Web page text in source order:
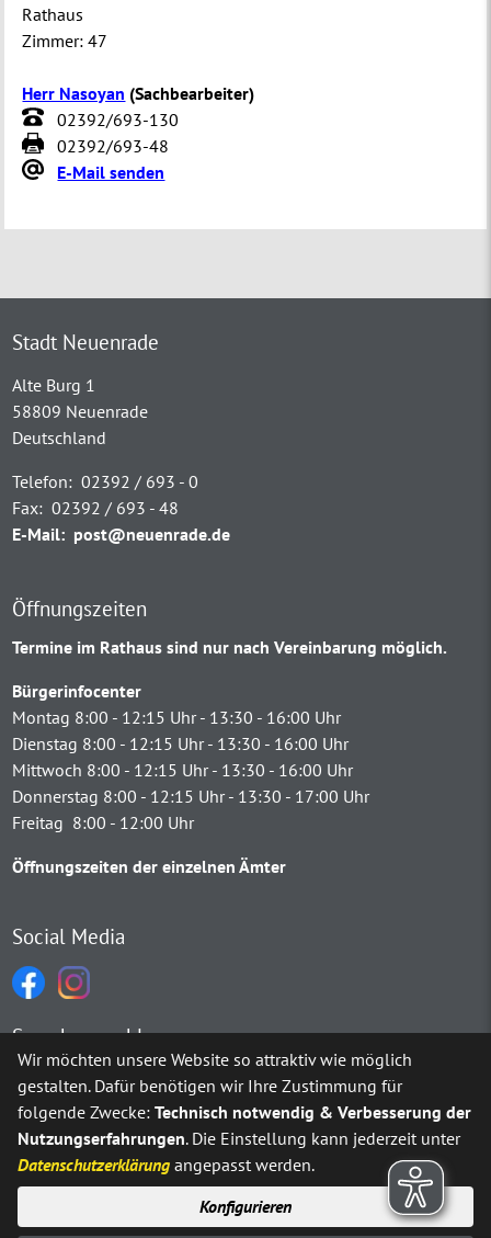
Rathaus
Zimmer: 47
Herr Nasoyan (Sachbearbeiter)
02392/693-130
02392/693-48
E-Mail senden
Stadt Neuenrade
Alte Burg 1
58809 Neuenrade
Deutschland
Telefon: 02392 / 693 - 0
Fax: 02392 / 693 - 48
E-Mail: post@neuenrade.de
Öffnungszeiten
Termine im Rathaus sind nur nach Vereinbarung möglich.
Bürgerinfocenter
Montag 8:00 - 12:15 Uhr - 13:30 - 16:00 Uhr
Dienstag 8:00 - 12:15 Uhr - 13:30 - 16:00 Uhr
Mittwoch 8:00 - 12:15 Uhr - 13:30 - 16:00 Uhr
Donnerstag 8:00 - 12:15 Uhr - 13:30 - 17:00 Uhr
Freitag 8:00 - 12:00 Uhr
Öffnungszeiten der einzelnen Ämter
Social Media
Sprachauswahl
Möchten Sie vonGoogle Translate bereitgestellte externe
Ja Immer
Wir möchten unsere Website so attraktiv wie möglich
gestalten. Dafür benötigen wir Ihre Zustimmung für
folgende Zwecke:Technisch notwendig & Verbesserung der
Nutzungserfahrungen. Die Einstellung kann jederzeit unter
Datenschutzerklärung angepasst werden.
Konfigurieren